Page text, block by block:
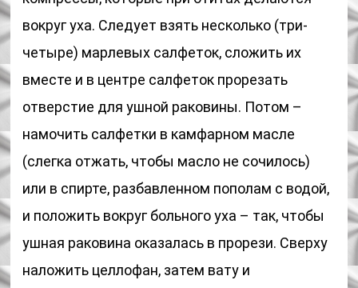
вокруг уха. Следует взять несколько (три-
четыре) марлевых салфеток, сложить их
вместе и в центре салфеток прорезать
отверстие для ушной раковины. Потом –
намочить салфетки в камфарном масле
(слегка отжать, чтобы масло не сочилось)
или в спирте, разбавленном пополам с водой,
и положить вокруг больного уха – так, чтобы
ушная раковина оказалась в прорези. Сверху
наложить целлофан, затем вату и